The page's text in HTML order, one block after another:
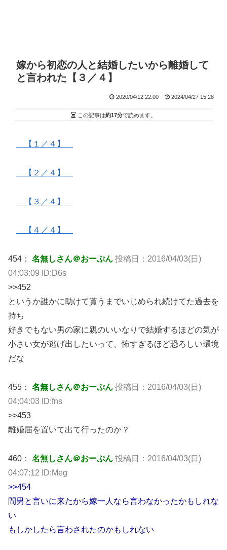
嫁から初恋の人と結婚したいから離婚して
と言われた【３／４】
2020/04/12 22:00 2024/04/27 15:28
この記事は約17分で読めます。
【１／４】
【２／４】
【３／４】
【４／４】
454： 名無しさん＠おーぷん 投稿日：2016/04/03(日)
04:03:09 ID:D6s
>>452
というか誰かに助けて貰うまでいじめられ続けてた過去を
持ち
好きでもない男の家に親のいいなりで結婚するほどの気が
小さい女が逃げ出したいって、怖すぎるほど恐ろしい環境
だな
455： 名無しさん＠おーぷん 投稿日：2016/04/03(日)
04:04:03 ID:fns
>>453
離婚届を置いて出て行ったのか？
460： 名無しさん＠おーぷん 投稿日：2016/04/03(日)
04:07:12 ID:Meg
>>454
間男と言いに来たから嫁一人なら言わなかったかもしれな
い
もしかしたら言わされたのかもしれない